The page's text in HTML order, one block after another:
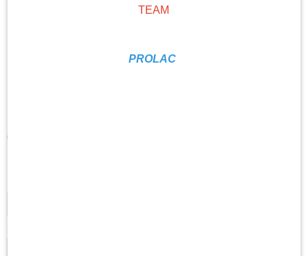
€ 21,57
TEAM
PROLAC